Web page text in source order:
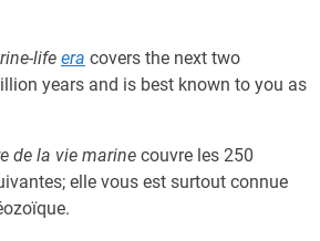
life era covers the next two
years and is best known to you as
de la vie marine couvre les 250
elle vous est surtout connue